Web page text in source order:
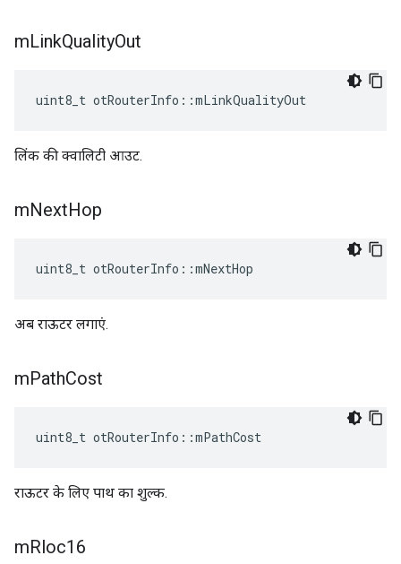
mLinkQualityOut
uint8_t otRouterInfo ::mLinkQualityOut
लिंक की क्वालिटी आउट.
mNextHop
uint8_t otRouterInfo ::mNextHop
अब राऊटर लगाएं.
mPathCost
uint8_t otRouterInfo ::mPathCost
राऊटर के लिए पाथ का शुल्क.
mRloc16